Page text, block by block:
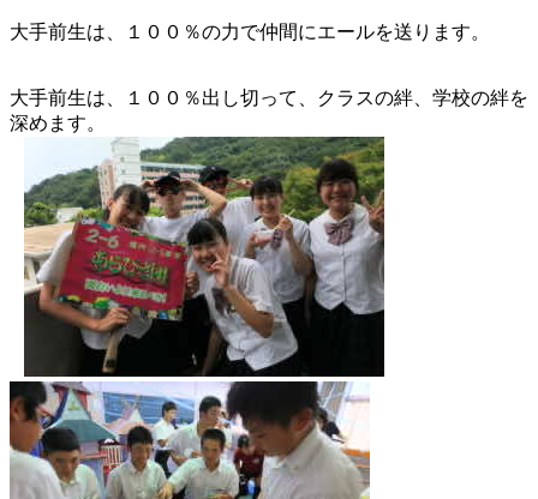
大手前生は、１００％の力で仲間にエールを送ります。
大手前生は、１００％出し切って、クラスの絆、学校の絆を
深めます。